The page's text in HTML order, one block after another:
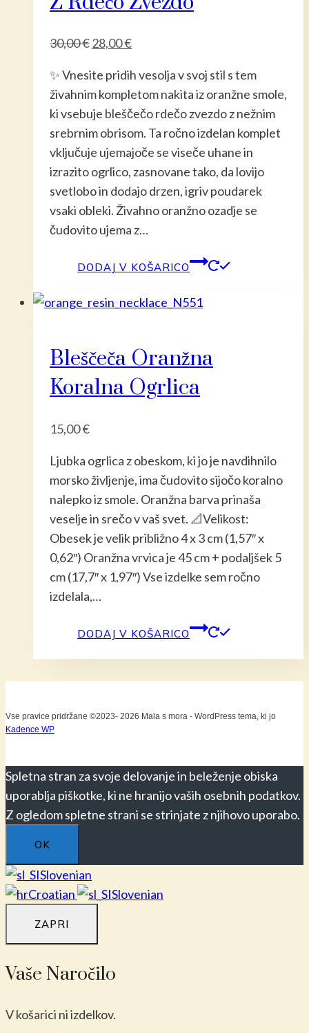
30,00€Izvirna
je
bila:
30,00 €.
28,00€Trenutna
je:
28,00 €.
✨ Vnesite pridih vesolja v svoj stil s tem
živahnim kompletom nakita iz oranžne smole,
ki vsebuje bleščečo rdečo zvezdo z nežnim
srebrnim obrisom. Ta ročno izdelan komplet
vključuje ujemajoče se viseče uhane in
izrazito ogrlico, zasnovane tako, da lovijo
svetlobo in dodajo drzen, igriv poudarek
vsaki obleki. Živahno oranžno ozadje se
čudovito ujema z…
DODAJ V KOŠARICO
Bleščeča Oranžna
Koralna Ogrlica
15,00€
Ljubka ogrlica z obeskom, ki jo je navdihnilo
morsko življenje, ima čudovito sijočo koralno
nalepko iz smole. Oranžna barva prinaša
veselje in srečo v vaš svet. 📐Velikost:
Obesek je velik približno 4 x 3 cm (1,57″ x
0,62″) Oranžna vrvica je 45 cm + podaljšek 5
cm (17,7″ x 1,97″) Vse izdelke sem ročno
izdelala,…
DODAJ V KOŠARICO
Vse pravice pridržane ©2023- 2026 Mala s mora - WordPress tema, ki jo
Kadence WP
Spletna stran za svoje delovanje in beleženje obiska
uporablja piškotke, ki ne hranijo vaših osebnih podatkov.
Z ogledom spletne strani se strinjate z njihovo uporabo.
OK
Slovenian
Croatian
Slovenian
ZAPRI
Vaše Naročilo
V košarici ni izdelkov.